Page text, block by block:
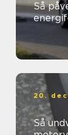
Så
20.
Så